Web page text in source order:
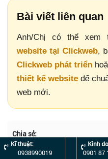
Bài viết liên quan
Anh/Chị có thể xem
website tại Clickweb,
Clickweb phát triển
thiết kế website để
web mới.
Chia sẻ:
Chia
sẻ
Twitter
Kĩ thuật:
0938990019
Kinh
0901 87